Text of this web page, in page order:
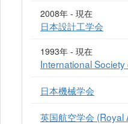
2008年 - 現在
日本設計工学会
1993年 - 現在
International
日本機械学会
英国航空学会